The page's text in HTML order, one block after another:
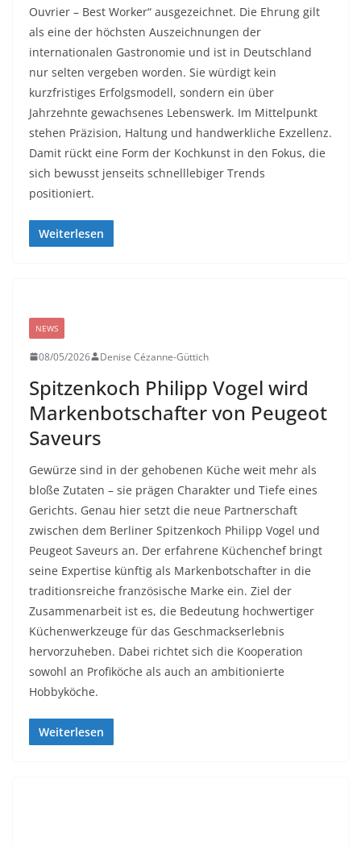
Ouvrier – Best Worker“ ausgezeichnet. Die Ehrung gilt
als eine der höchsten Auszeichnungen der
internationalen Gastronomie und ist in Deutschland
nur selten vergeben worden. Sie würdigt kein
kurzfristiges Erfolgsmodell, sondern ein über
Jahrzehnte gewachsenes Lebenswerk. Im Mittelpunkt
stehen Präzision, Haltung und handwerkliche Exzellenz.
Damit rückt eine Form der Kochkunst in den Fokus, die
sich bewusst jenseits schnelllebiger Trends
positioniert.
Weiterlesen
NEWS
08/05/2026 Denise Cézanne-Güttich
Spitzenkoch Philipp Vogel wird
Markenbotschafter von Peugeot
Saveurs
Gewürze sind in der gehobenen Küche weit mehr als
bloße Zutaten – sie prägen Charakter und Tiefe eines
Gerichts. Genau hier setzt die neue Partnerschaft
zwischen dem Berliner Spitzenkoch Philipp Vogel und
Peugeot Saveurs an. Der erfahrene Küchenchef bringt
seine Expertise künftig als Markenbotschafter in die
traditionsreiche französische Marke ein. Ziel der
Zusammenarbeit ist es, die Bedeutung hochwertiger
Küchenwerkzeuge für das Geschmackserlebnis
hervorzuheben. Dabei richtet sich die Kooperation
sowohl an Profiköche als auch an ambitionierte
Hobbyköche.
Weiterlesen